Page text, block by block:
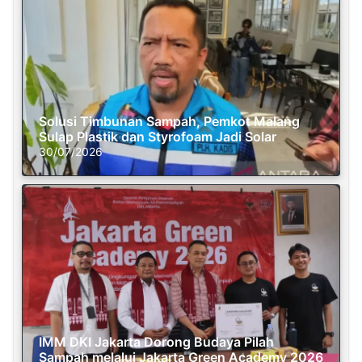
Solusi Timbunan Sampah, Pemkot Malang
Sulap Plastik dan Styrofoam Jadi Solar
30/07/2026
IMM DKI Jakarta Dorong Budaya Pilah
Sampah melalui Jakarta Green Academy 2026